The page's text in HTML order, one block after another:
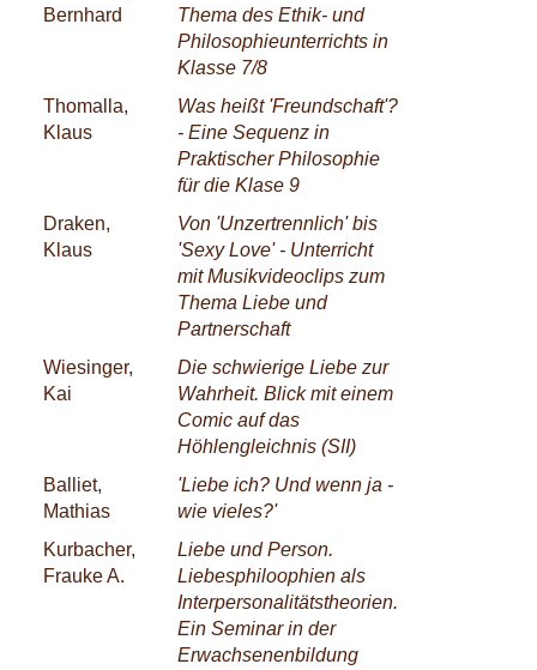
Bernhard
Thema des Ethik- und
Philosophieunterrichts in
Klasse 7/8
Thomalla,
Klaus
Was heißt 'Freundschaft'?
- Eine Sequenz in
Praktischer Philosophie
für die Klase 9
Draken,
Klaus
Von 'Unzertrennlich' bis
'Sexy Love' - Unterricht
mit Musikvideoclips zum
Thema Liebe und
Partnerschaft
Wiesinger,
Kai
Die schwierige Liebe zur
Wahrheit. Blick mit einem
Comic auf das
Höhlengleichnis (SII)
Balliet,
Mathias
'Liebe ich? Und wenn ja -
wie vieles?'
Kurbacher,
Frauke A.
Liebe und Person.
Liebesphiloophien als
Interpersonalitätstheorien.
Ein Seminar in der
Erwachsenenbildung